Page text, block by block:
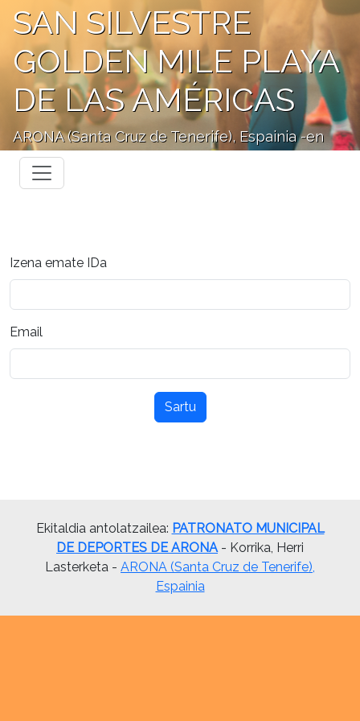
SAN SILVESTRE
GOLDEN MILE PLAYA
DE LAS AMÉRICAS
ARONA (Santa Cruz de Tenerife), Espainia -en
Izena emate IDa
Email
Sartu
Ekitaldia antolatzailea: PATRONATO MUNICIPAL
DE DEPORTES DE ARONA- Korrika, Herri
Lasterketa - ARONA (Santa Cruz de Tenerife),
Espainia